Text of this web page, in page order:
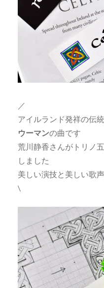
／
アイルランド発祥の伝
ウーマンの曲です
荒川静香さんがトリノ
しました
美しい演技と美しい歌
\